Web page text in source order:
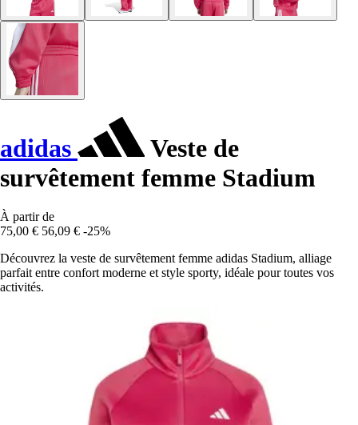
adidas
Veste de
survêtement femme Stadium
À partir de
75,00 € 56,09 € -25%
Découvrez la veste de survêtement femme adidas Stadium, alliage
parfait entre confort moderne et style sporty, idéale pour toutes vos
activités.